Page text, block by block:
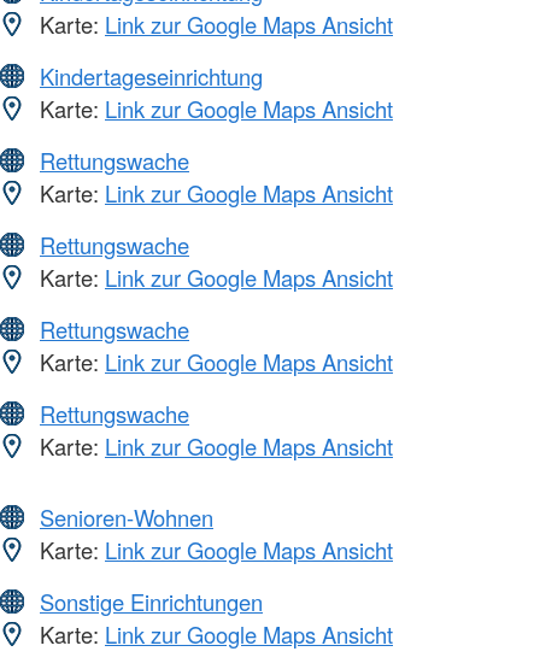
Karte: Link zur Google Maps Ansicht
Kindertageseinrichtung
Karte: Link zur Google Maps Ansicht
Rettungswache
Karte: Link zur Google Maps Ansicht
Rettungswache
Karte: Link zur Google Maps Ansicht
Rettungswache
Karte: Link zur Google Maps Ansicht
Rettungswache
Karte: Link zur Google Maps Ansicht
Senioren-Wohnen
Karte: Link zur Google Maps Ansicht
Sonstige Einrichtungen
Karte: Link zur Google Maps Ansicht